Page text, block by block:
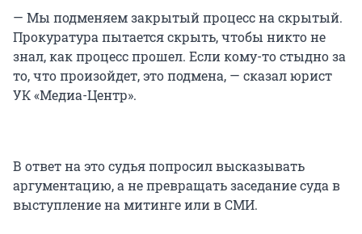
— Мы подменяем закрытый процесс на скрытый.
Прокуратура пытается скрыть, чтобы никто не
знал, как процесс прошел. Если кому-то стыдно за
то, что произойдет, это подмена, — сказал юрист
УК «Медиа-Центр».
В ответ на это судья попросил высказывать
аргументацию, а не превращать заседание суда в
выступление на митинге или в СМИ.